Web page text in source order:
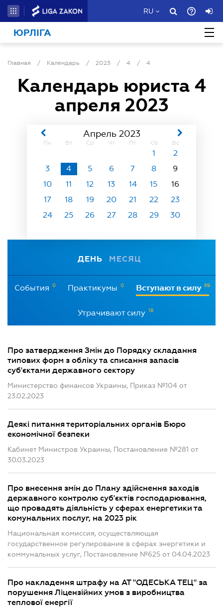
RU
ЮРЛІГА
Главная / Календарь / 2023 / 4 / 4
Календарь юриста 4
апреля 2023
Апрель 2023
Пн Вт Ср Чт Пт Сб Вс
1
2
3
4 5 6 7 8
9
10
11 12 13 14 15
16
17
18 19 20 21 22
23
24
25 26 27 28 29 30
ДЕНЬ МЕСЯЦ
События 0 Практикумы 0 Вступают в силу 69
Утрачивают силу 18
Про затвердження Змін до Порядку складання
типових форм з обліку та списання запасів
суб'єктами державного сектору
Министерство финансов Украины, Приказ №104 от
23.02.2023
Деякі питання територіальних органів Бюро
економічної безпеки
Кабинет Министров Украины, Постановление №281 от
30.03.2023
Про внесення змін до Плану здійснення заходів
державного контролю суб'єктів господарювання,
що провадять діяльність у сферах енергетики та
комунальних послуг, на 2023 рік
Национальная комиссия, осуществляющая
государственное регулирование в сферах энергетики и
коммунальных услуг, Постановление №625 от 04.04.2023
Про накладення штрафу на АТ "ОДЕСЬКА ТЕЦ" за
порушення Ліцензійних умов з виробництва
теплової енергії